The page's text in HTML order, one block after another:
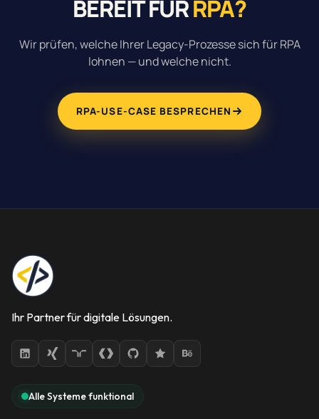
BEREIT FÜRRPA?
Wir prüfen, welche Ihrer Legacy-Prozesse sich für RPA
lohnen — und welche nicht.
RPA-USE-CASE BESPRECHEN
Ihr Partner für digitale Lösungen.
Alle Systeme funktional